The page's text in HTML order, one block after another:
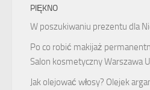
PIĘKNO
W poszukiwaniu prezentu dla
Po co robić makijaż
Salon kosmetyczny Warszawa
Jak olejować włosy? Olejek